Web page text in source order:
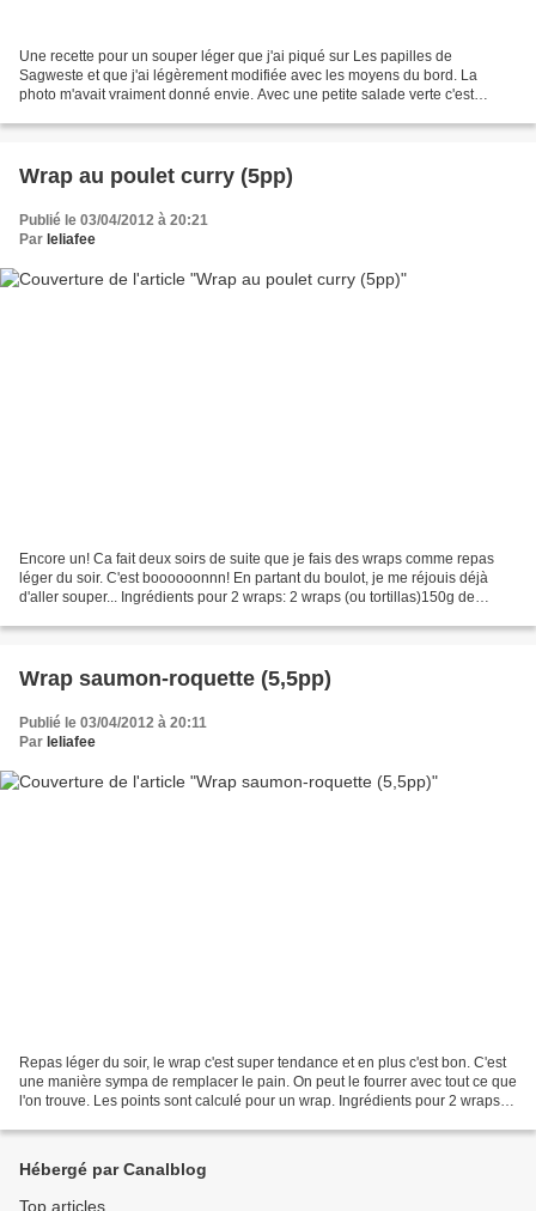
Une recette pour un souper léger que j'ai piqué sur Les papilles de
Sagweste et que j'ai légèrement modifiée avec les moyens du bord. La
photo m'avait vraiment donné envie. Avec une petite salade verte c'est
Wrap au poulet curry (5pp)
Publié le 03/04/2012 à 20:21
Par leliafee
Encore un! Ca fait deux soirs de suite que je fais des wraps comme repas
léger du soir. C'est boooooonnn! En partant du boulot, je me réjouis déjà
d'aller souper... Ingrédients pour 2 wraps: 2 wraps (ou tortillas)150g de
Wrap saumon-roquette (5,5pp)
Publié le 03/04/2012 à 20:11
Par leliafee
Repas léger du soir, le wrap c'est super tendance et en plus c'est bon. C'est
une manière sympa de remplacer le pain. On peut le fourrer avec tout ce que
l'on trouve. Les points sont calculé pour un wrap. Ingrédients pour 2 wraps: 2
Hébergé par Canalblog
Top articles